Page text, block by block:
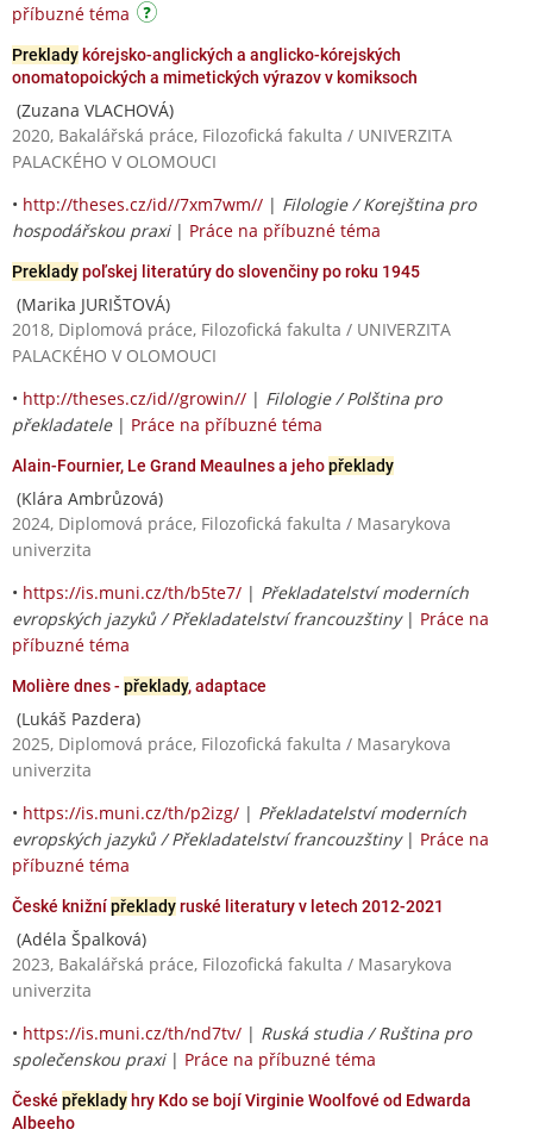
příbuzné téma
Preklady kórejsko-anglických a anglicko-kórejských
onomatopoických a mimetických výrazov v komiksoch
(Zuzana VLACHOVÁ)
2020, Bakalářská práce, Filozofická fakulta / UNIVERZITA
PALACKÉHO V OLOMOUCI
• http://theses.cz/id//7xm7wm// | Filologie / Korejština pro
hospodářskou praxi| Práce na příbuzné téma
Prekladypoľskej literatúry do slovenčiny po roku 1945
(Marika JURIŠTOVÁ)
2018, Diplomová práce, Filozofická fakulta / UNIVERZITA
PALACKÉHO V OLOMOUCI
• http://theses.cz/id//growin// | Filologie / Polština pro
překladatele| Práce na příbuzné téma
Alain-Fournier, Le Grand Meaulnes a jehopřeklady
(Klára Ambrůzová)
2024, Diplomová práce, Filozofická fakulta / Masarykova
univerzita
• https://is.muni.cz/th/b5te7/ | Překladatelství moderních
evropských jazyků / Překladatelství francouzštiny| Práce na
příbuzné téma
Molière dnes - překlady, adaptace
(Lukáš Pazdera)
2025, Diplomová práce, Filozofická fakulta / Masarykova
univerzita
• https://is.muni.cz/th/p2izg/ | Překladatelství moderních
evropských jazyků / Překladatelství francouzštiny| Práce na
příbuzné téma
České knižnípřekladyruské literatury v letech 2012-2021
(Adéla Špalková)
2023, Bakalářská práce, Filozofická fakulta / Masarykova
univerzita
• https://is.muni.cz/th/nd7tv/ | Ruská studia / Ruština pro
společenskou praxi| Práce na příbuzné téma
České překlady hry Kdo se bojí Virginie Woolfové od Edwarda
Albeeho